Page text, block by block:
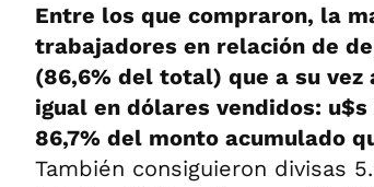
Entre los que compraron, la
trabajadores en relación de
(86,6% del total) que a su
igual en dólares vendidos:
86,7% del monto acumulado
También consiguieron divisas